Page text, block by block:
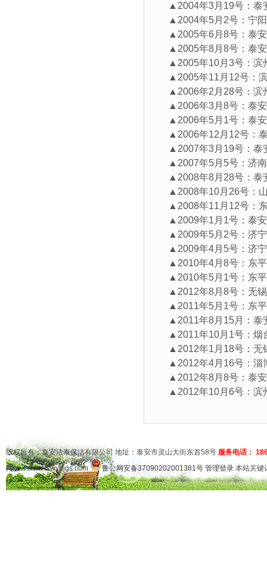
▲2004年3月19号：泰
▲2004年5月2号：宁
▲2005年6月8号：泰
▲2005年8月8号：泰
▲2005年10月3号：滨
▲2005年11月12号：
▲2006年2月28号：滨
▲2006年3月8号：泰
▲2006年5月1号：泰
▲2006年12月12号：
▲2007年3月19号：泰
▲2007年5月5号：济
▲2008年8月28号：泰
▲2008年10月26号：
▲2008年11月12号：
▲2009年1月1号：泰
▲2009年5月2号：济
▲2009年4月5号：济
▲2010年4月8号：东
▲2010年5月1号：东
▲2012年8月8号：无
▲2011年5月1号：东
▲2011年8月15月：泰
▲2011年10月1号：烟
▲2012年1月18号：无
▲2012年4月16号：淄
▲2012年8月8号：泰
▲2012年10月6号：滨
版权所有：泰安洁泰保洁有限公司 地址：泰安市灵山大街东首58号 服务电话：
网址：www.tswybjgs.com 鲁公网安备37090202001381号 管理登录 本站关键